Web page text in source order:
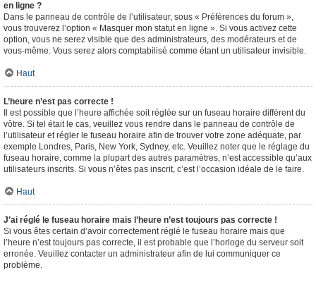
en ligne ?
Dans le panneau de contrôle de l’utilisateur, sous « Préférences du forum »,
vous trouverez l’option « Masquer mon statut en ligne ». Si vous activez cette
option, vous ne serez visible que des administrateurs, des modérateurs et de
vous-même. Vous serez alors comptabilisé comme étant un utilisateur invisible.
Haut
L’heure n’est pas correcte !
Il est possible que l’heure affichée soit réglée sur un fuseau horaire différent du
vôtre. Si tel était le cas, veuillez vous rendre dans le panneau de contrôle de
l’utilisateur et régler le fuseau horaire afin de trouver votre zone adéquate, par
exemple Londres, Paris, New York, Sydney, etc. Veuillez noter que le réglage du
fuseau horaire, comme la plupart des autres paramètres, n’est accessible qu’aux
utilisateurs inscrits. Si vous n’êtes pas inscrit, c’est l’occasion idéale de le faire.
Haut
J’ai réglé le fuseau horaire mais l’heure n’est toujours pas correcte !
Si vous êtes certain d’avoir correctement réglé le fuseau horaire mais que
l’heure n’est toujours pas correcte, il est probable que l’horloge du serveur soit
erronée. Veuillez contacter un administrateur afin de lui communiquer ce
problème.